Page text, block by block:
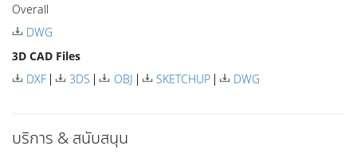
Overall
DWG
3D CAD Files
DXF
3DS OBJ SKETCHUP DWG
บริการ & สนับสนุน